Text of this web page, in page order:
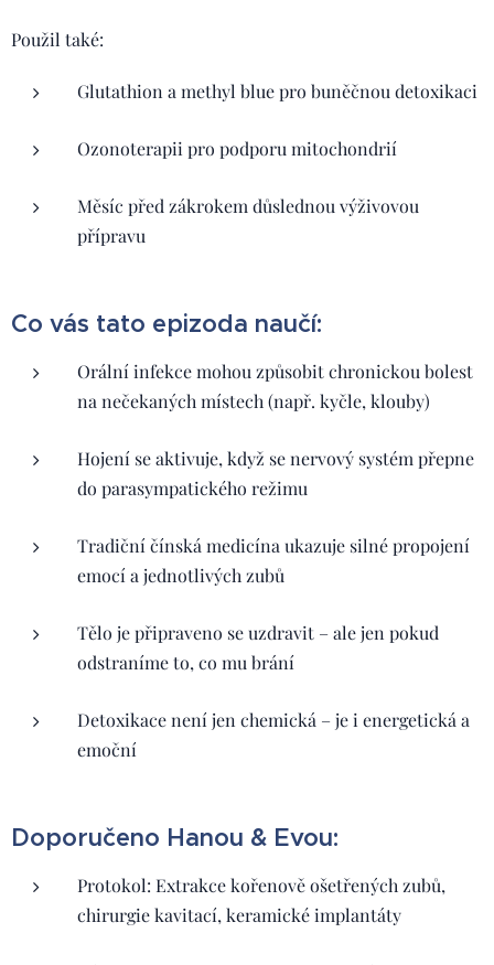
Použil také:
Glutathion a methyl blue pro buněčnou detoxikaci
Ozonoterapii pro podporu mitochondrií
Měsíc před zákrokem důslednou výživovou
přípravu
Co vás tato epizoda naučí:
Orální infekce mohou způsobit chronickou bolest
na nečekaných místech (např. kyčle, klouby)
Hojení se aktivuje, když se nervový systém přepne
do parasympatického režimu
Tradiční čínská medicína ukazuje silné propojení
emocí a jednotlivých zubů
Tělo je připraveno se uzdravit – ale jen pokud
odstraníme to, co mu brání
Detoxikace není jen chemická – je i energetická a
emoční
Doporučeno Hanou & Evou:
Protokol: Extrakce kořenově ošetřených zubů,
chirurgie kavitací, keramické implantáty